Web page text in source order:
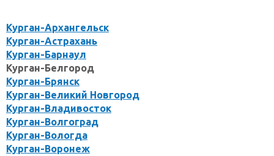
Курган-Архангельск
Курган-Астрахань
Курган-Барнаул
Курган-Белгород
Курган-Брянск
Курган-Великий Новгород
Курган-Владивосток
Курган-Волгоград
Курган-Вологда
Курган-Воронеж